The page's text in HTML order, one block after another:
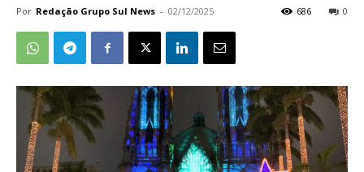
Por Redação Grupo Sul News - 02/12/2025 0
686